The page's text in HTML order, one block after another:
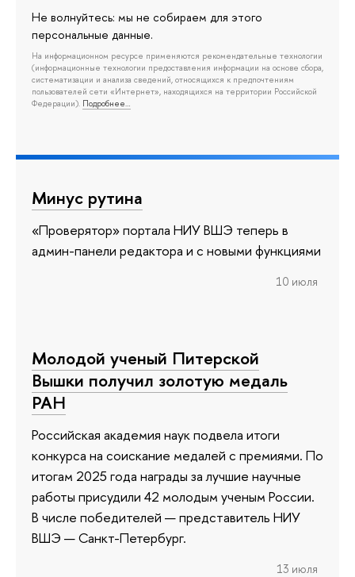
Не волнуйтесь: мы не собираем для этого
персональные данные.
На информационном ресурсе применяются рекомендательные технологии
(информационные технологии предоставления информации на основе сбора,
систематизации и анализа сведений, относящихся к предпочтениям
пользователей сети «Интернет», находящихся на территории Российской
Федерации). Подробнее…
Минус рутина
«Проверятор» портала НИУ ВШЭ теперь в
админ-панели редактора и с новыми функциями
10 июля
Молодой ученый Питерской
Вышки получил золотую медаль
РАН
Российская академия наук подвела итоги
конкурса на соискание медалей с премиями. По
итогам 2025 года награды за лучшие научные
работы присудили 42 молодым ученым России.
В числе победителей — представитель НИУ
ВШЭ — Санкт-Петербург.
13 июля